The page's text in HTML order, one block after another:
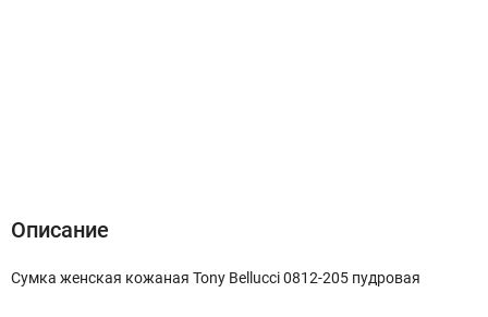
Описание
Сумка женская кожаная Tony Bellucci 0812-205 пудровая